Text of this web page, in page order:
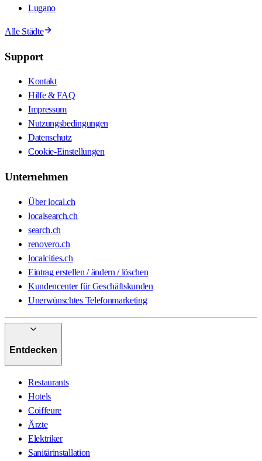
Lugano
Alle Städte
Support
Kontakt
Hilfe & FAQ
Impressum
Nutzungsbedingungen
Datenschutz
Cookie-Einstellungen
Unternehmen
Über local.ch
localsearch.ch
search.ch
renovero.ch
localcities.ch
Eintrag erstellen / ändern / löschen
Kundencenter für Geschäftskunden
Unerwünschtes Telefonmarketing
Entdecken
Restaurants
Hotels
Coiffeure
Ärzte
Elektriker
Sanitärinstallation